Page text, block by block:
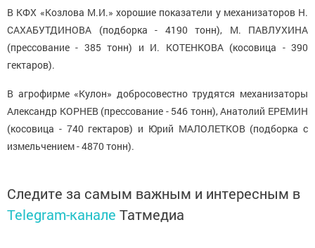
В КФХ «Козлова М.И.» хорошие показатели у механизаторов Н.
САХАБУТДИНОВА (подборка - 4190 тонн), М. ПАВЛУХИНА
(прессование - 385 тонн) и И. КОТЕНКОВА (косовица - 390
гектаров).
В агрофирме «Кулон» добросовестно трудятся механизаторы
Александр КОРНЕВ (прессование - 546 тонн), Анатолий ЕРЕМИН
(косовица - 740 гектаров) и Юрий МАЛОЛЕТКОВ (подборка с
измельчением - 4870 тонн).
Следите за самым важным и интересным в
Telegram-канале Татмедиа